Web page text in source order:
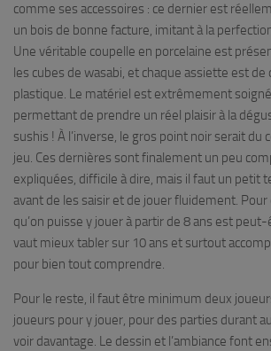
comme ses accessoires : ce dernier est
un bois de bonne facture, imitant à la
Une véritable coupelle en porcelaine est
les cubes de wasabi, et chaque assiette est
plastique. Le matériel est extrêmement
permettant de prendre un réel plaisir à la
sushis ! À l’inverse, le gros point noir serait du
jeu. Ces dernières sont finalement un peu
expliquées, difficile à dire, mais il faut un petit
avant de les saisir et de jouer fluidement.
qu’on puisse y jouer à partir de 8 ans est
vaut mieux tabler sur 10 ans et surtout
pour bien tout comprendre.
Pour le reste, il faut être minimum deux
joueurs pour y jouer, pour des parties durant
voir davantage. Le dessin et l’ambiance font